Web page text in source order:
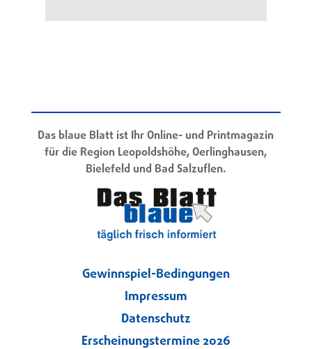
Das blaue Blatt ist Ihr Online- und Printmagazin
für die Region Leopoldshöhe, Oerlinghausen,
Bielefeld und Bad Salzuflen.
Gewinnspiel-Bedingungen
Impressum
Datenschutz
Erscheinungstermine 2026